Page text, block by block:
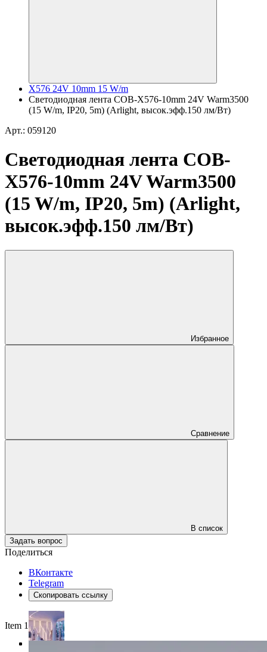
X576 24V 10mm 15 W/m
Светодиодная лента COB-X576-10mm 24V Warm3500
(15 W/m, IP20, 5m) (Arlight, высок.эфф.150 лм/Вт)
Арт.: 059120
Светодиодная лента COB-
X576-10mm 24V Warm3500
(15 W/m, IP20, 5m) (Arlight,
высок.эфф.150 лм/Вт)
Избранное
Сравнение
В список
Задать вопрос
Поделиться
ВКонтакте
Telegram
Скопировать ссылку
Item 1 of 4